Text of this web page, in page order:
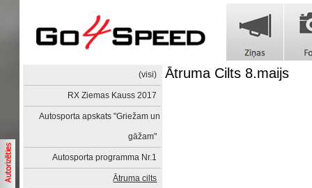
(visi)
RX Ziemas Kauss 2017
Autosporta apskats "Griežam un
gāžam"
Autosporta programma Nr.1
Ātruma cilts
Ātruma Cilts 8.maijs